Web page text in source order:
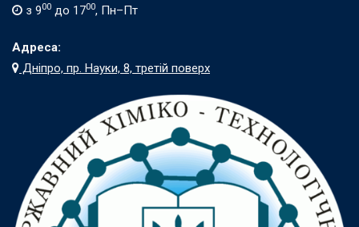
з 900 до 1700, Пн–Пт
Адреса:
Дніпро, пр. Науки, 8, третій поверх